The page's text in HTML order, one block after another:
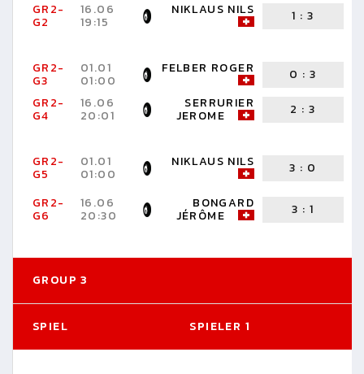
GR2-
G2
16.06
19:15
NIKLAUS NILS 1 :3
GR2-
G3
01.01
01:00
FELBER ROGER 0 :3
GR2-
G4
16.06
20:01
SERRURIER
JEROME 2 :3
GR2-
G5
01.01
01:00
NIKLAUS NILS 3 : 0
GR2-
G6
16.06
20:30
BONGARD
JÉRÔME 3 :1
GROUP 3
SPIEL SPIELER 1